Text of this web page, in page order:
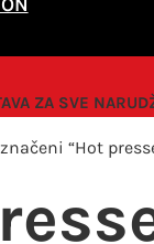
ZA SVE
“Hot